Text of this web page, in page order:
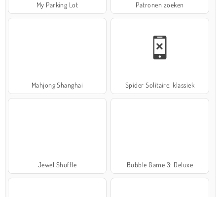
My Parking Lot Patronen zoeken
Mahjong Shanghai Spider Solitaire: klassiek
Jewel Shuffle Bubble Game 3: Deluxe